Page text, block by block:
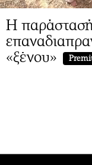
Η
«ξένου»